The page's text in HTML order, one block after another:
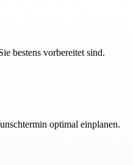
bestens vorbereitet sind.
optimal einplanen.